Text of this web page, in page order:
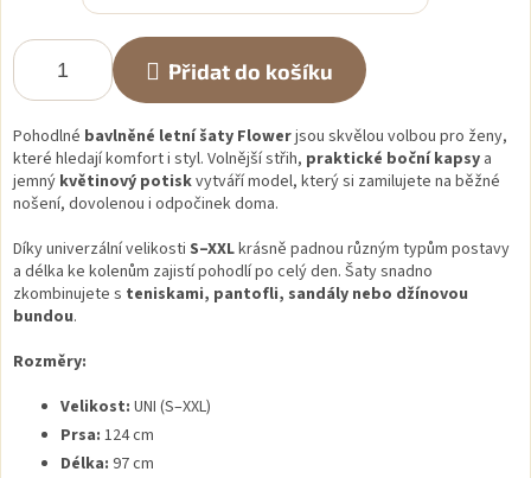
Přidat do košíku
Pohodlné bavlněné letní šaty Flowerjsou skvělou volbou pro ženy,
které hledají komfort i styl. Volnější střih, praktické boční kapsy a
jemný květinový potiskvytváří model, který si zamilujete na běžné
nošení, dovolenou i odpočinek doma.
Díky univerzální velikosti S–XXLkrásně padnou různým typům postavy
a délka ke kolenům zajistí pohodlí po celý den. Šaty snadno
zkombinujete s teniskami, pantofli, sandály nebo džínovou
bundou.
Rozměry:
Velikost: UNI (S–XXL)
Prsa: 124 cm
Délka: 97 cm